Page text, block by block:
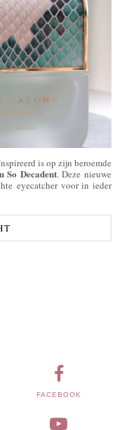
is op zijn beroemde
So Decadent. Deze nieuwe
eyecatcher voor in ieder
FACEBOOK